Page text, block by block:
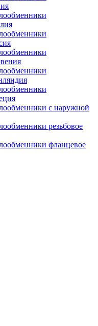
с наружной
резьбовое
фланцевое